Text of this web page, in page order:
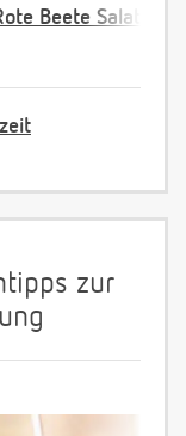
Beete Salat
zur